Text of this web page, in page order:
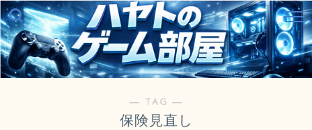
― TAG ―
保険見直し